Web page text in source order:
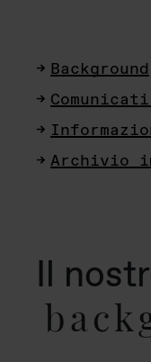
Background
Archivio
Il